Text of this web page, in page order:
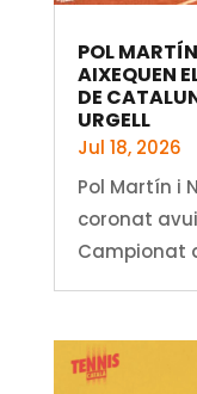
POL
AIXEQUEN
DE
URGELL
Jul 18, 2026
Pol Martín i
coronat
Campionat